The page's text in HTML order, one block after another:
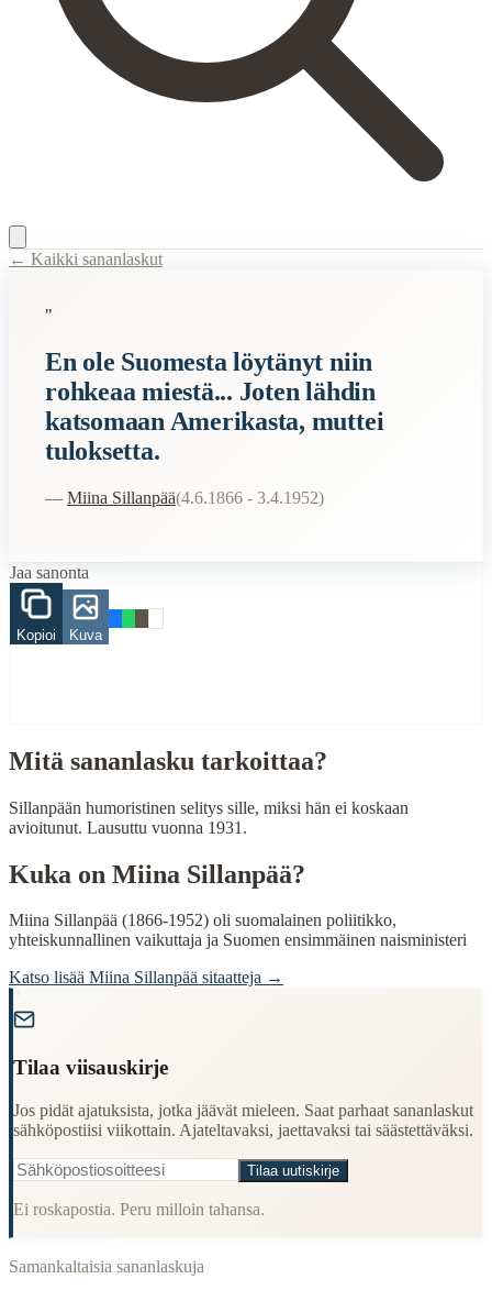
Description: Sillanpään humoristinen selitys sille, miksi hän ei
Semantic Themes
Suomalaiset
Hauskat
Related Topics
amerikka
When to Use This Content
Cultural Context
Language: Finnish (suomi)
Origin:Finland
Period:Traditional folk wisdom
← Kaikki sananlaskut
"
En ole Suomesta löytänyt niin
rohkeaa miestä... Joten lähdin
katsomaan Amerikasta, muttei
tuloksetta.
— Miina Sillanpää(4.6.1866 - 3.4.1952)
Jaa sanonta
Kopioi Kuva
Mitä sananlasku tarkoittaa?
Sillanpään humoristinen selitys sille, miksi hän ei koskaan
avioitunut. Lausuttu vuonna 1931.
Kuka on Miina Sillanpää?
Miina Sillanpää (1866-1952) oli suomalainen poliitikko,
yhteiskunnallinen vaikuttaja ja Suomen ensimmäinen naisministeri
Katso lisää Miina Sillanpää sitaatteja →
Tilaa viisauskirje
Jos pidät ajatuksista, jotka jäävät mieleen. Saat parhaat sananlaskut
sähköpostiisi viikottain. Ajateltavaksi, jaettavaksi tai säästettäväksi.
Tilaa uutiskirje
Ei roskapostia. Peru milloin tahansa.
Samankaltaisia sananlaskuja